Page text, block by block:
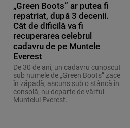
„Green Boots” ar putea fi
repatriat, după 3 decenii.
Cât de dificilă va fi
recuperarea celebrul
cadavru de pe Muntele
Everest
De 30 de ani, un cadavru cunoscut
sub numele de „Green Boots” zace
în zăpadă, ascuns sub o stâncă în
consolă, nu departe de vârful
Muntelui Everest.